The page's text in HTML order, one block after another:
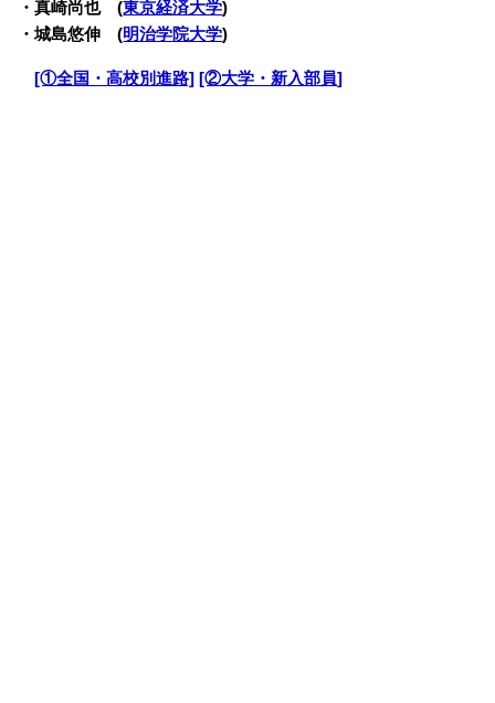
・真崎尚也 (東京経済大学)
・城島悠伸 (明治学院大学)
[①全国・高校別進路] [②大学・新入部員]